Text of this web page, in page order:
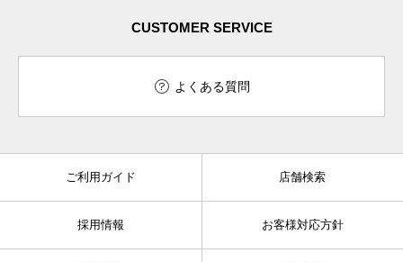
CUSTOMER SERVICE
よくある質問
ご利用ガイド 店舗検索
採用情報 お客様対応方針